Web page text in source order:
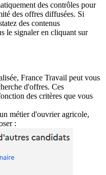
des contrôles pour
des offres diffusées. Si
des contenus
le signaler en cliquant sur
France Travail peut vous
d'offres. Ces
des critères que vous
métier d'ouvrier agricole,
: